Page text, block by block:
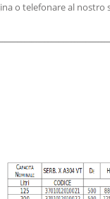
o telefonare al